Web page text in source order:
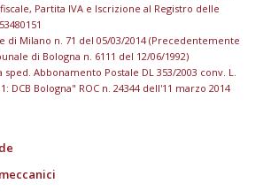
Partita IVA e Iscrizione al Registro delle
di Milano n. 71 del 05/03/2014 (Precedentemente
di Bologna n. 6111 del 12/06/1992)
sped. Abbonamento Postale DL 353/2003 conv. L.
DCB Bologna" ROC n. 24344 dell'11 marzo 2014